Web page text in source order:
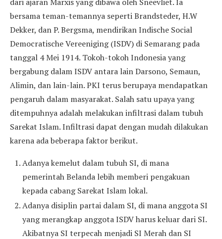
bersama teman-temannya seperti Brandsteder, H.W
Dekker, dan P. Bergsma, mendirikan Indische Social
Democratische Vereeniging (ISDV) di Semarang pada
tanggal 4 Mei 1914. Tokoh-tokoh Indonesia yang
bergabung dalam ISDV antara lain Darsono, Semaun,
Alimin, dan lain-lain. PKI terus berupaya mendapatkan
pengaruh dalam masyarakat. Salah satu upaya yang
ditempuhnya adalah melakukan infiltrasi dalam tubuh
Sarekat Islam. Infiltrasi dapat dengan mudah dilakukan
karena ada beberapa faktor berikut.
Adanya kemelut dalam tubuh SI, di mana
pemerintah Belanda lebih memberi pengakuan
kepada cabang Sarekat Islam lokal.
Adanya disiplin partai dalam SI, di mana anggota SI
yang merangkap anggota ISDV harus keluar dari SI.
Akibatnya SI terpecah menjadi SI Merah dan SI